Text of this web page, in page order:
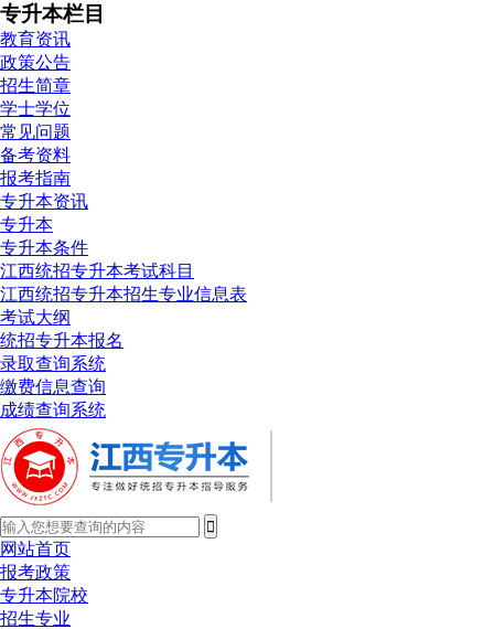
专升本栏目
教育资讯
政策公告
招生简章
学士学位
常见问题
备考资料
报考指南
专升本资讯
专升本
专升本条件
江西统招专升本考试科目
江西统招专升本招生专业信息表
考试大纲
统招专升本报名
录取查询系统
缴费信息查询
成绩查询系统
网站首页
报考政策
专升本院校
招生专业